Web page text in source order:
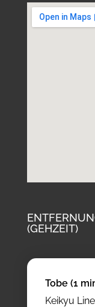
(GEHZEIT)
Tobe (1
Keikyu Line